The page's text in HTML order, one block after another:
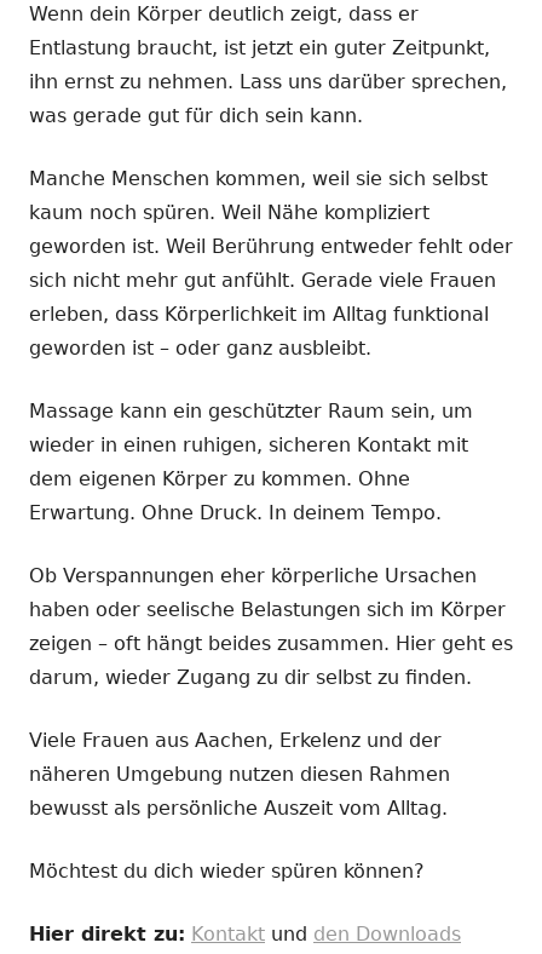
Wenn dein Körper deutlich zeigt, dass er
Entlastung braucht, ist jetzt ein guter Zeitpunkt,
ihn ernst zu nehmen. Lass uns darüber sprechen,
was gerade gut für dich sein kann.
Manche Menschen kommen, weil sie sich selbst
kaum noch spüren. Weil Nähe kompliziert
geworden ist. Weil Berührung entweder fehlt oder
sich nicht mehr gut anfühlt. Gerade viele Frauen
erleben, dass Körperlichkeit im Alltag funktional
geworden ist – oder ganz ausbleibt.
Massage kann ein geschützter Raum sein, um
wieder in einen ruhigen, sicheren Kontakt mit
dem eigenen Körper zu kommen. Ohne
Erwartung. Ohne Druck. In deinem Tempo.
Ob Verspannungen eher körperliche Ursachen
haben oder seelische Belastungen sich im Körper
zeigen – oft hängt beides zusammen. Hier geht es
darum, wieder Zugang zu dir selbst zu finden.
Viele Frauen aus Aachen, Erkelenz und der
näheren Umgebung nutzen diesen Rahmen
bewusst als persönliche Auszeit vom Alltag.
Möchtest du dich wieder spüren können?
Hier direkt zu: Kontakt und den Downloads